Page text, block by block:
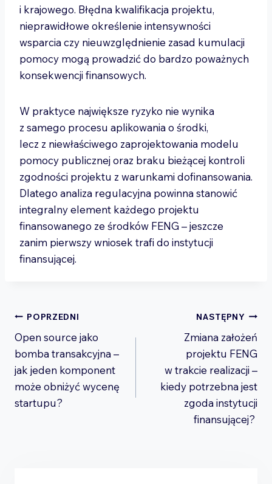
i krajowego. Błędna kwalifikacja projektu,
nieprawidłowe określenie intensywności
wsparcia czy nieuwzględnienie zasad kumulacji
pomocy mogą prowadzić do bardzo poważnych
konsekwencji finansowych.
W praktyce największe ryzyko nie wynika
z samego procesu aplikowania o środki,
lecz z niewłaściwego zaprojektowania modelu
pomocy publicznej oraz braku bieżącej kontroli
zgodności projektu z warunkami dofinansowania.
Dlatego analiza regulacyjna powinna stanowić
integralny element każdego projektu
finansowanego ze środków FENG – jeszcze
zanim pierwszy wniosek trafi do instytucji
finansującej.
Nawigacja
wpisu
POPRZEDNI
Open source jako
bomba transakcyjna –
jak jeden komponent
może obniżyć wycenę
startupu?
NASTĘPNY
Zmiana założeń
projektu FENG
w trakcie realizacji –
kiedy potrzebna jest
zgoda instytucji
finansującej?